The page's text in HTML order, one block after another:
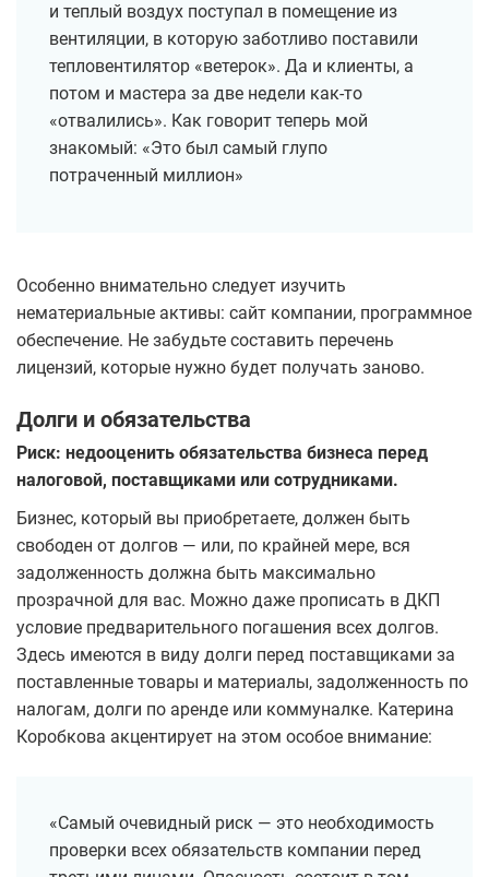
и теплый воздух поступал в помещение из
вентиляции, в которую заботливо поставили
тепловентилятор «ветерок». Да и клиенты, а
потом и мастера за две недели как-то
«отвалились». Как говорит теперь мой
знакомый: «Это был самый глупо
потраченный миллион»
Особенно внимательно следует изучить
нематериальные активы: сайт компании, программное
обеспечение. Не забудьте составить перечень
лицензий, которые нужно будет получать заново.
Долги и обязательства
Риск: недооценить обязательства бизнеса перед
налоговой, поставщиками или сотрудниками.
Бизнес, который вы приобретаете, должен быть
свободен от долгов — или, по крайней мере, вся
задолженность должна быть максимально
прозрачной для вас. Можно даже прописать в ДКП
условие предварительного погашения всех долгов.
Здесь имеются в виду долги перед поставщиками за
поставленные товары и материалы, задолженность по
налогам, долги по аренде или коммуналке. Катерина
Коробкова акцентирует на этом особое внимание:
«Самый очевидный риск — это необходимость
проверки всех обязательств компании перед